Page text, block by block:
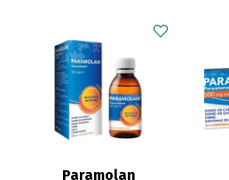
Paramolan